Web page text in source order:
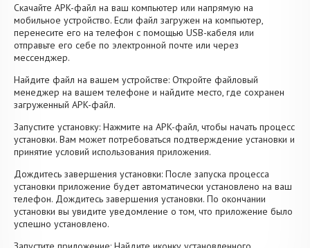
Скачайте APK-файл на ваш компьютер или напрямую на
мобильное устройство. Если файл загружен на компьютер,
перенесите его на телефон с помощью USB-кабеля или
отправьте его себе по электронной почте или через
мессенджер.
Найдите файл на вашем устройстве: Откройте файловый
менеджер на вашем телефоне и найдите место, где сохранен
загруженный APK-файл.
Запустите установку: Нажмите на APK-файл, чтобы начать процесс
установки. Вам может потребоваться подтверждение установки и
принятие условий использования приложения.
Дождитесь завершения установки: После запуска процесса
установки приложение будет автоматически установлено на ваш
телефон. Дождитесь завершения установки. По окончании
установки вы увидите уведомление о том, что приложение было
успешно установлено.